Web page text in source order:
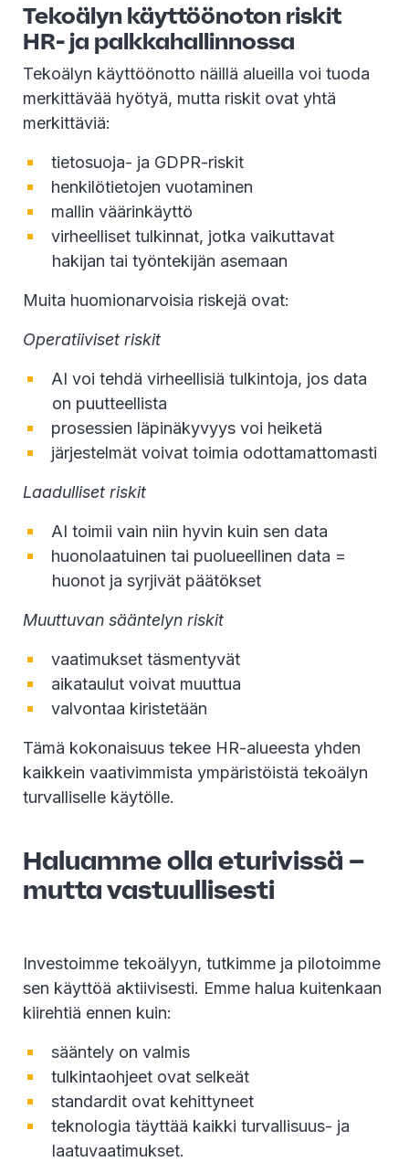
Tekoälyn käyttöönoton riskit
HR- ja palkkahallinnossa
Tekoälyn käyttöönotto näillä alueilla voi tuoda
merkittävää hyötyä, mutta riskit ovat yhtä
merkittäviä:
tietosuoja- ja GDPR-riskit
henkilötietojen vuotaminen
mallin väärinkäyttö
virheelliset tulkinnat, jotka vaikuttavat
hakijan tai työntekijän asemaan
Muita huomionarvoisia riskejä ovat:
Operatiiviset riskit
AI voi tehdä virheellisiä tulkintoja, jos data
on puutteellista
prosessien läpinäkyvyys voi heiketä
järjestelmät voivat toimia odottamattomasti
Laadulliset riskit
AI toimii vain niin hyvin kuin sen data
huonolaatuinen tai puolueellinen data =
huonot ja syrjivät päätökset
Muuttuvan sääntelyn riskit
vaatimukset täsmentyvät
aikataulut voivat muuttua
valvontaa kiristetään
Tämä kokonaisuus tekee HR-alueesta yhden
kaikkein vaativimmista ympäristöistä tekoälyn
turvalliselle käytölle.
Haluamme olla eturivissä –
mutta vastuullisesti
Investoimme tekoälyyn, tutkimme ja pilotoimme
sen käyttöä aktiivisesti. Emme halua kuitenkaan
kiirehtiä ennen kuin:
sääntely on valmis
tulkintaohjeet ovat selkeät
standardit ovat kehittyneet
teknologia täyttää kaikki turvallisuus- ja
laatuvaatimukset.